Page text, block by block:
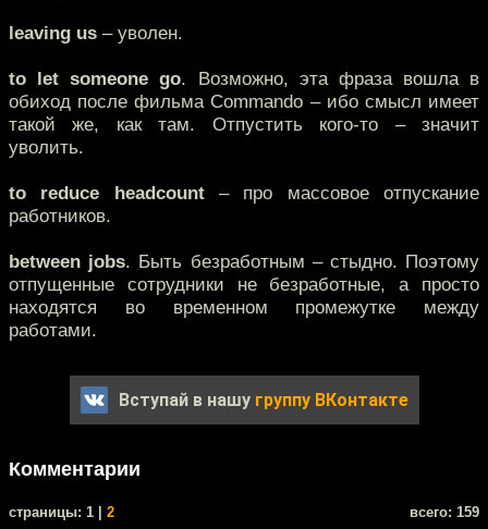
leaving us – уволен.
to let someone go. Возможно, эта фраза вошла в
обиход после фильма Commando – ибо смысл имеет
такой же, как там. Отпустить кого-то – значит
уволить.
to reduce headcount– про массовое отпускание
работников.
between jobs. Быть безработным – стыдно. Поэтому
отпущенные сотрудники не безработные, а просто
находятся во временном промежутке между
работами.
Вступай в нашу группу ВКонтакте
Комментарии
cтраницы: 1 | 2 всего: 159